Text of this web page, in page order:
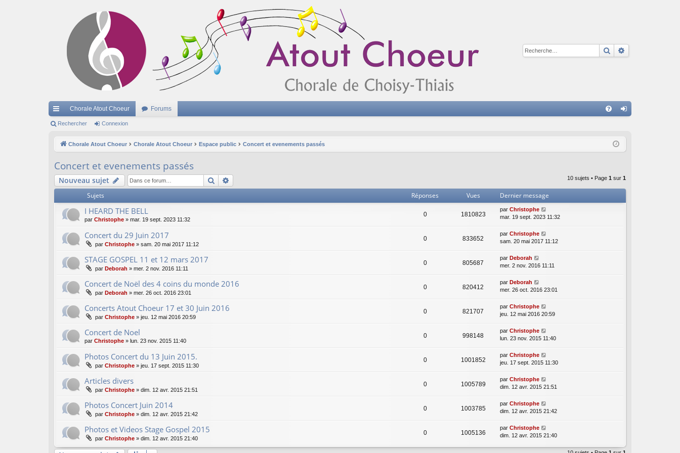
Rechercher
cc
pi
de
Chorale Atout Choeur Forums
ne
Rechercher Connexion
Chorale Atout Choeur Chorale Atout Choeur Espace public Concert et evenements passés
Concert et evenements passés
Nouveau sujet Rechercher 10 sujets • Page 1 sur 1
Sujets Réponses Vues Dernier message
I HEARD THE BELL
par Christophe » mar. 19 sept. 2023 11:32
0 1810823
par Christophe
mar. 19 sept. 2023 11:32
Concert du 29 Juin 2017
par Christophe » sam. 20 mai 2017 11:12
0 833652
par Christophe
sam. 20 mai 2017 11:12
STAGE GOSPEL 11 et 12 mars 2017
par Deborah » mer. 2 nov. 2016 11:11
0 805687
par Deborah
mer. 2 nov. 2016 11:11
Concert de Noël des 4 coins du monde 2016
par Deborah » mer. 26 oct. 2016 23:01
0 820412
par Deborah
mer. 26 oct. 2016 23:01
Concerts Atout Choeur 17 et 30 Juin 2016
par Christophe » jeu. 12 mai 2016 20:59
0 821707
par Christophe
jeu. 12 mai 2016 20:59
Concert de Noel
par Christophe » lun. 23 nov. 2015 11:40
0 998148
par Christophe
lun. 23 nov. 2015 11:40
Photos Concert du 13 Juin 2015.
par Christophe » jeu. 17 sept. 2015 11:30
0 1001852
par Christophe
jeu. 17 sept. 2015 11:30
Articles divers
par Christophe » dim. 12 avr. 2015 21:51
0 1005789
par Christophe
dim. 12 avr. 2015 21:51
Photos Concert Juin 2014
par Christophe » dim. 12 avr. 2015 21:42
0 1003785
par Christophe
dim. 12 avr. 2015 21:42
Photos et Videos Stage Gospel 2015
par Christophe » dim. 12 avr. 2015 21:40
0 1005136
par Christophe
dim. 12 avr. 2015 21:40